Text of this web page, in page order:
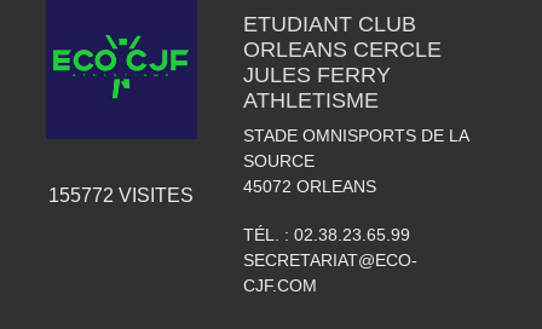
155772 VISITES
ETUDIANT CLUB
ORLEANS CERCLE
JULES FERRY
ATHLETISME
STADE OMNISPORTS DE LA
SOURCE
45072 ORLEANS
TÉL. : 02.38.23.65.99
SECRETARIAT@ECO-
CJF.COM